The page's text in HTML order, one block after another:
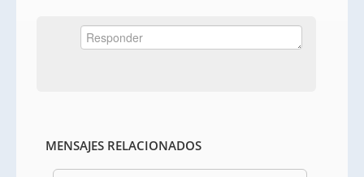
MENSAJES RELACIONADOS